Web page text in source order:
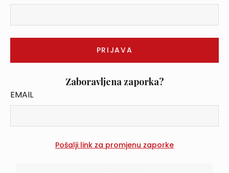
Zaboravljena zaporka?
EMAIL